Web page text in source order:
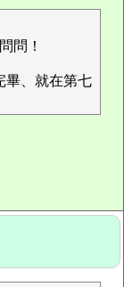
問！
、就在第七